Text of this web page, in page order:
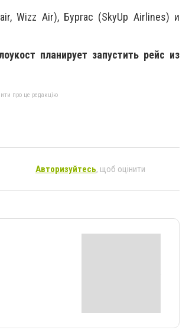
Wizz Air), Бургас (SkyUp Airlines) и
планирует запустить рейс из
про це редакцію
Авторизуйтесь, щоб оцінити